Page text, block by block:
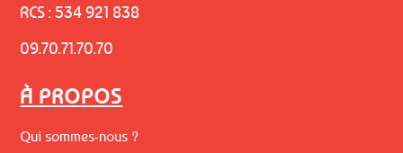
RCS : 534 921 838
09.70.71.70.70
À PROPOS
Qui sommes-nous ?